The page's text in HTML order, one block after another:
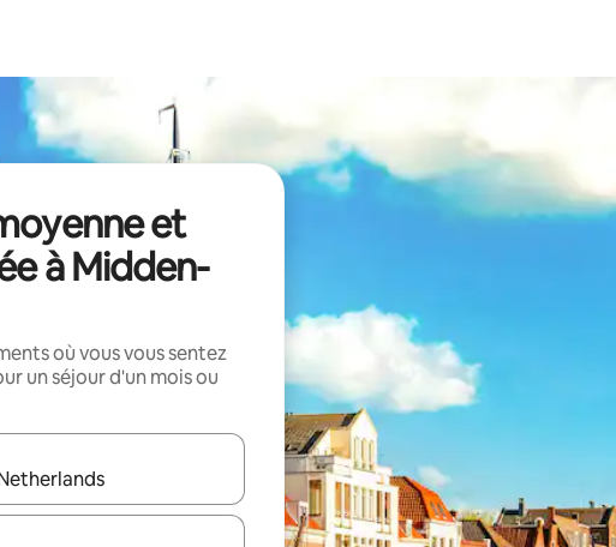
et
à Midden-
où vous vous sentez
un séjour d'un mois ou
utilisez les flèches vers le haut et vers le bas pour les parcourir ou